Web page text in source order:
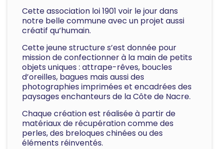
Cette association loi 1901 voir le jour dans
notre belle commune avec un projet aussi
créatif qu’humain.
Cette jeune structure s’est donnée pour
mission de confectionner à la main de petits
objets uniques : attrape-rêves, boucles
d’oreilles, bagues mais aussi des
photographies imprimées et encadrées des
paysages enchanteurs de la Côte de Nacre.
Chaque création est réalisée à partir de
matériaux de récupération comme des
perles, des breloques chinées ou des
éléments réinventés.